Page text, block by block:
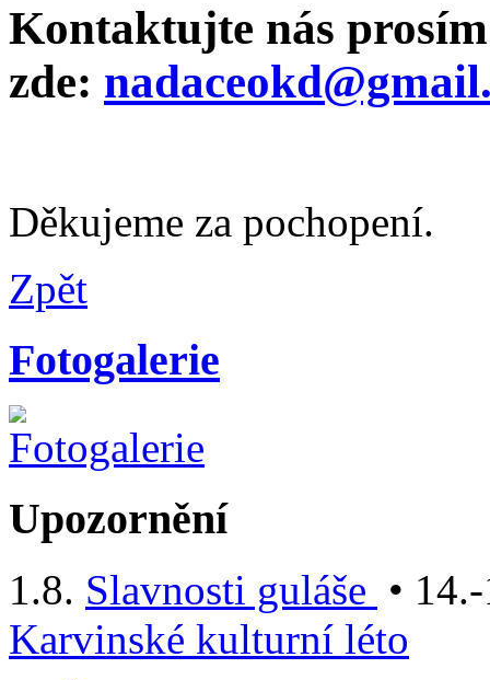
Kontaktujte nás prosím
zde:
Děkujeme za pochopení.
Zpět
Fotogalerie
Upozornění
1.8. Slavnosti guláše •
Karvinské kulturní léto